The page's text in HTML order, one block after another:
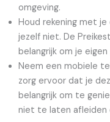
omgeving.
Houd rekening met
jezelf niet. De
belangrijk om je
Neem een mobiele
zorg ervoor dat je
belangrijk om te
niet te laten afleiden